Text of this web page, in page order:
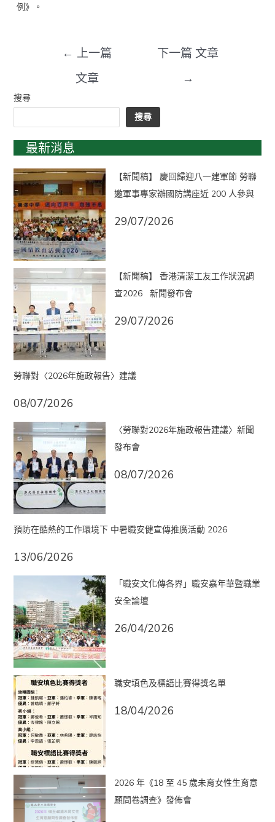
例》。
← 上一篇
文章
下一篇 文章
→
搜尋
搜尋
最新消息
【新聞稿】 慶回歸迎八一建軍節 勞聯
邀軍事專家辦國防講座近 200 人參與
29/07/2026
【新聞稿】 香港清潔工友工作狀況調
查2026 新聞發布會
29/07/2026
勞聯對〈2026年施政報告〉建議
08/07/2026
〈勞聯對2026年施政報告建議〉新聞
發布會
08/07/2026
預防在酷熱的工作環境下 中暑職安健宣傳推廣活動 2026
13/06/2026
「職安文化傳各界」職安嘉年華暨職業
安全論壇
26/04/2026
職安填色及標語比賽得獎名單
18/04/2026
2026 年《18 至 45 歲未育女性生育意
願問卷調查》發佈會